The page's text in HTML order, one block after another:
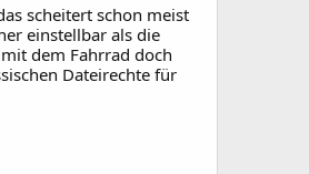
scheitert schon meist
einstellbar als die
dem Fahrrad doch
Dateirechte für